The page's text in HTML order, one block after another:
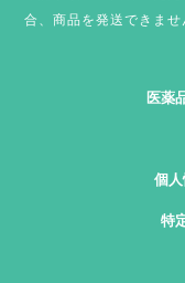
合、商品を発送できませ
医薬
個
特